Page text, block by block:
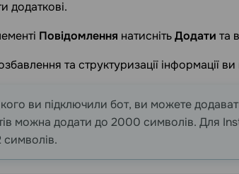
додаткові.
Повідомлення натиснітьДодати та
та структуризації інформації
ви підключили бот, ви можете
можна додати до 2000 символів. Для